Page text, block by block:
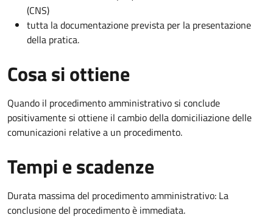
(CNS)
tutta la documentazione prevista per la presentazione
della pratica.
Cosa si ottiene
Quando il procedimento amministrativo si conclude
positivamente si ottiene il cambio della domiciliazione delle
comunicazioni relative a un procedimento.
Tempi e scadenze
Durata massima del procedimento amministrativo: La
conclusione del procedimento è immediata.